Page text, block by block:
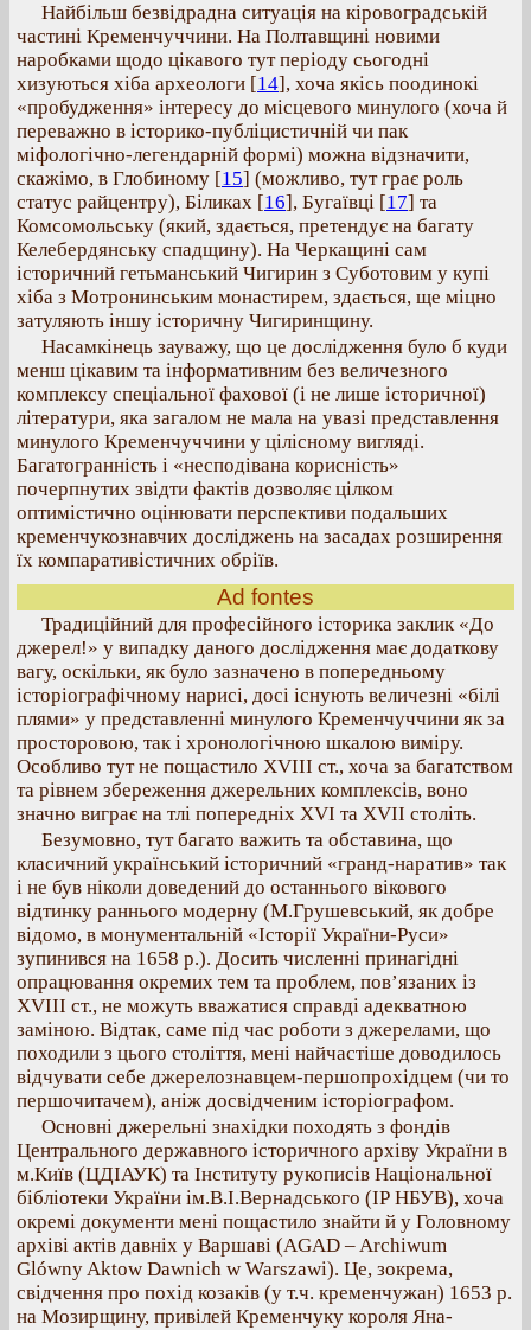
Найбільш безвідрадна ситуація на кіровоградській
частині Кременчуччини. На Полтавщині новими
наробками щодо цікавого тут періоду сьогодні
хизуються хіба археологи [14], хоча якісь поодинокі
«пробудження» інтересу до місцевого минулого (хоча й
переважно в історико-публіцистичній чи пак
міфологічно-легендарній формі) можна відзначити,
скажімо, в Глобиному [15] (можливо, тут грає роль
статус райцентру), Біликах [16], Бугаївці [17] та
Комсомольську (який, здається, претендує на багату
Келебердянську спадщину). На Черкащині сам
історичний гетьманський Чигирин з Суботовим у купі
хіба з Мотронинським монастирем, здається, ще міцно
затуляють іншу історичну Чигиринщину.
Насамкінець зауважу, що це дослідження було б куди
менш цікавим та інформативним без величезного
комплексу спеціальної фахової (і не лише історичної)
літератури, яка загалом не мала на увазі представлення
минулого Кременчуччини у цілісному вигляді.
Багатогранність і «несподівана корисність»
почерпнутих звідти фактів дозволяє цілком
оптимістично оцінювати перспективи подальших
кременчукознавчих досліджень на засадах розширення
їх компаративістичних обріїв.
Ad fontes
Традиційний для професійного історика заклик «До
джерел!» у випадку даного дослідження має додаткову
вагу, оскільки, як було зазначено в попередньому
історіографічному нарисі, досі існують величезні «білі
плями» у представленні минулого Кременчуччини як за
просторовою, так і хронологічною шкалою виміру.
Особливо тут не пощастило XVIII ст., хоча за багатством
та рівнем збереження джерельних комплексів, воно
значно виграє на тлі попередніх ХVI та XVII століть.
Безумовно, тут багато важить та обставина, що
класичний український історичний «гранд-наратив» так
і не був ніколи доведений до останнього вікового
відтинку раннього модерну (М.Грушевський, як добре
відомо, в монументальній «Історії України-Руси»
зупинився на 1658 р.). Досить численні принагідні
опрацювання окремих тем та проблем, пов’язаних із
XVIII ст., не можуть вважатися справді адекватною
заміною. Відтак, саме під час роботи з джерелами, що
походили з цього століття, мені найчастіше доводилось
відчувати себе джерелознавцем-першопрохідцем (чи то
першочитачем), аніж досвідченим історіографом.
Основні джерельні знахідки походять з фондів
Центрального державного історичного архіву України в
м.Київ (ЦДІАУК) та Інституту рукописів Національної
бібліотеки України ім.В.І.Вернадського (ІР НБУВ), хоча
окремі документи мені пощастило знайти й у Головному
архіві актів давніх у Варшаві (AGAD – Archiwum
Glówny Aktow Dawnich w Warszawi). Це, зокрема,
свідчення про похід козаків (у т.ч. кременчужан) 1653 р.
на Мозирщину, привілей Кременчуку короля Яна-